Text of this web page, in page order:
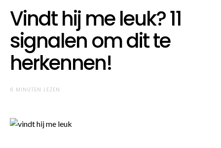
Vindt hij me leuk? 11
signalen om dit te
herkennen!
6 MINUTEN LEZEN